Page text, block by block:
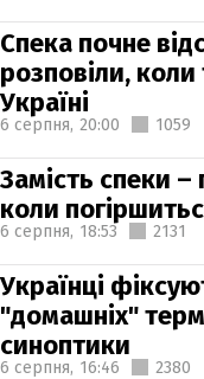
Спека почне
розповіли, коли
Україні
6 серпня, 20:00 1059
Замість спеки –
коли
6 серпня, 18:53 2131
Українці
"домашніх"
синоптики
6 серпня, 16:46 2380